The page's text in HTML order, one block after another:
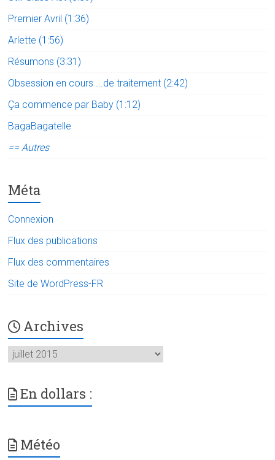
Premier Avril (1:36)
Arlette (1:56)
Résumons (3:31)
Obsession en cours ...de traitement (2:42)
Ça commence par Baby (1:12)
BagaBagatelle
== Autres
Méta
Connexion
Flux des publications
Flux des commentaires
Site de WordPress-FR
Archives
Archives
En dollars :
Météo